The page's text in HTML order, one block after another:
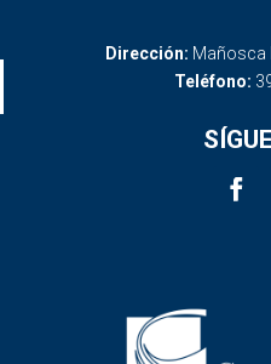
Dirección: Mañosca
Teléfono: